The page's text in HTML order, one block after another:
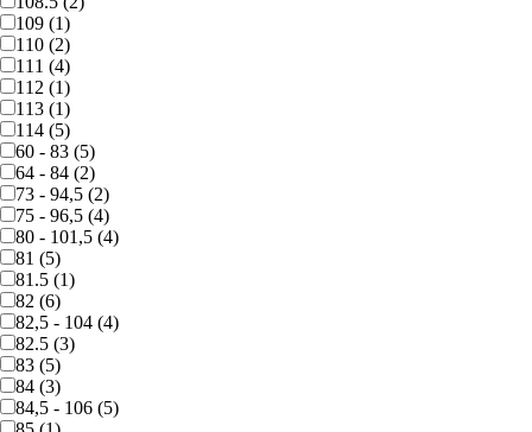
109 (1)
110 (2)
111 (4)
112 (1)
113 (1)
114 (5)
60 - 83 (5)
64 - 84 (2)
73 - 94,5 (2)
75 - 96,5 (4)
80 - 101,5 (4)
81 (5)
81.5 (1)
82 (6)
82,5 - 104 (4)
82.5 (3)
83 (5)
84 (3)
84,5 - 106 (5)